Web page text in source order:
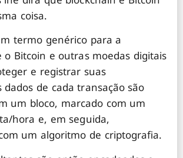
coisa.
termo genérico para a
o Bitcoin e outras moedas digitais
e registrar suas
dados de cada transação são
um bloco, marcado com um
hora e, em seguida,
um algoritmo de criptografia.